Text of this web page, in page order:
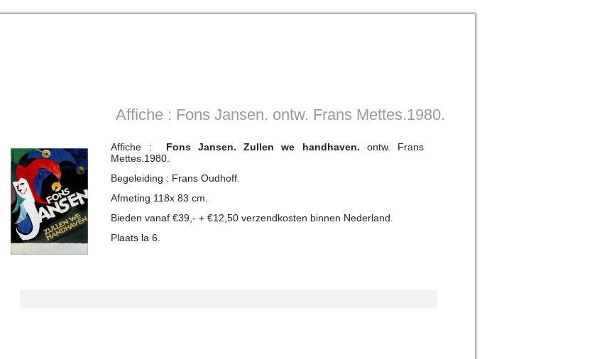
Affiche : Fons Jansen. ontw. Frans Mettes.1980.
Affiche : Fons Jansen. Zullen we handhaven. ontw. Frans
Mettes.1980.
Begeleiding : Frans Oudhoff.
Afmeting 118x 83 cm.
Bieden vanaf €39,- + €12,50 verzendkosten binnen Nederland.
Plaats la 6.